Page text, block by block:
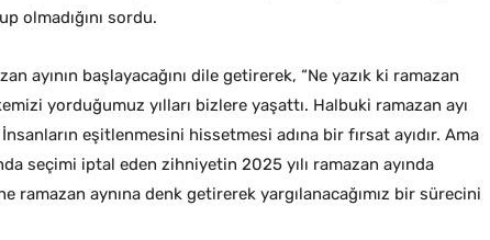
olmadığını sordu.
ayının başlayacağını dile getirerek, “Ne yazık ki ramazan
yorduğumuz yılları bizlere yaşattı. Halbuki ramazan ayı
İnsanların eşitlenmesini hissetmesi adına bir fırsat ayıdır. Ama
seçimi iptal eden zihniyetin 2025 yılı ramazan ayında
ramazan aynına denk getirerek yargılanacağımız bir sürecini